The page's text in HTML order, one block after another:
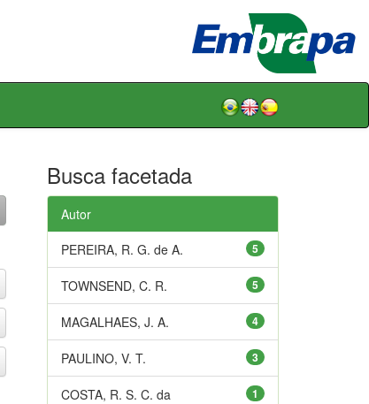
Busca facetada
Autor
5
PEREIRA, R. G. de A.
5
TOWNSEND, C. R.
4
MAGALHAES, J. A.
3
PAULINO, V. T.
1
COSTA, R. S. C. da